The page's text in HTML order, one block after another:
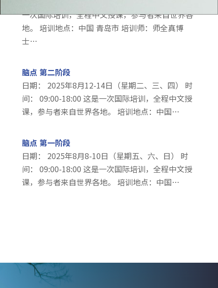
一次国际培训，全程中文授课，参与者来自世界各
地。 培训地点：中国 青岛市 培训师：师全真博
士…
脑点 第二阶段
日期： 2025年8月12-14日（星期二、三、四） 时
间： 09:00-18:00 这是一次国际培训，全程中文授
课，参与者来自世界各地。 培训地点：中国…
脑点 第一阶段
日期： 2025年8月8-10日（星期五、六、日） 时
间： 09:00-18:00 这是一次国际培训，全程中文授
课，参与者来自世界各地。 培训地点：中国…